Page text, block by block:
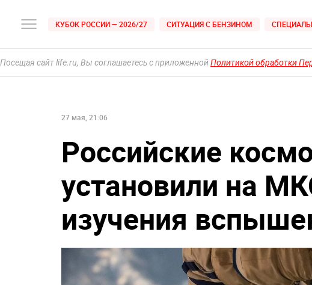
КУБОК РОССИИ — 2026/27 СИТУАЦИЯ С БЕНЗИНОМ
Посещая сайт life.ru, Вы соглашаетесь с приложеннойПолитикой обработки
27 мая, 21:06
Российские
установили на
изучения